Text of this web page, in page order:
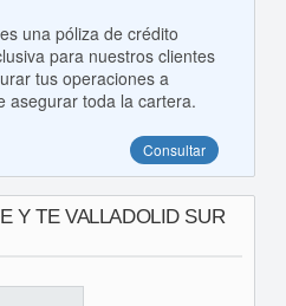
una póliza de crédito
para nuestros clientes
tus operaciones a
asegurar toda la cartera.
Consultar
Y TE VALLADOLID SUR